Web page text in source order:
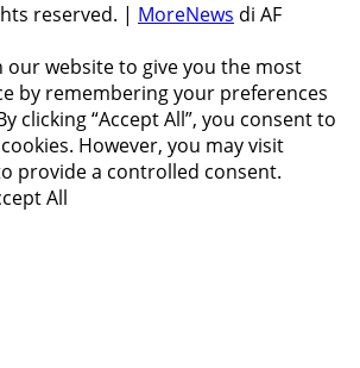
reserved. | MoreNews di AF
our website to give you the most
by remembering your preferences
clicking “Accept All”, you consent to
However, you may visit
provide a controlled consent.
All